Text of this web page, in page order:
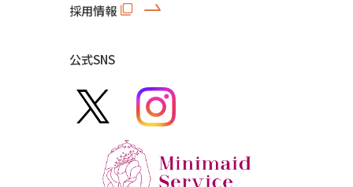
採用情報
公式SNS